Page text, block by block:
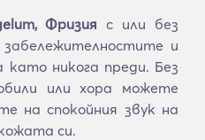
Фризия с или без
и
никога преди. Без
или хора можете
на спокойния звук на
си.